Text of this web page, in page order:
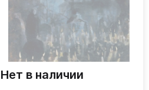
Нет в наличии